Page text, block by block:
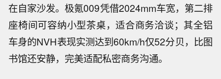
在自家沙发。极氪009凭借2024mm车宽，第二排
座椅间可容纳小型茶桌，适合商务洽谈；其全铝
车身的NVH表现实测达到60km/h仅52分贝，比图
书馆还安静，完美适配私密商务沟通。